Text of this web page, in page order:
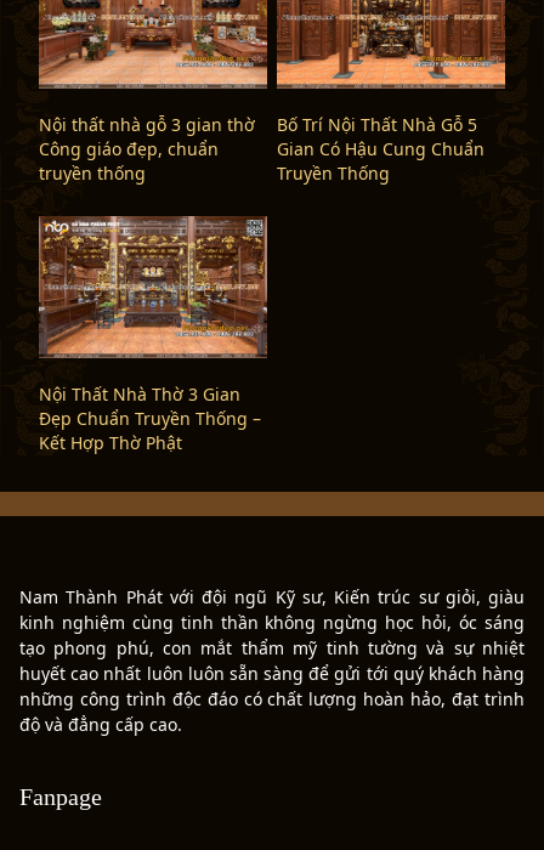
Nội thất nhà gỗ 3 gian thờ
Công giáo đẹp, chuẩn
truyền thống
Bố Trí Nội Thất Nhà Gỗ 5
Gian Có Hậu Cung Chuẩn
Truyền Thống
Nội Thất Nhà Thờ 3 Gian
Đẹp Chuẩn Truyền Thống –
Kết Hợp Thờ Phật
Nam Thành Phát với đội ngũ Kỹ sư, Kiến trúc sư giỏi, giàu
kinh nghiệm cùng tinh thần không ngừng học hỏi, óc sáng
tạo phong phú, con mắt thẩm mỹ tinh tường và sự nhiệt
huyết cao nhất luôn luôn sẵn sàng để gửi tới quý khách hàng
những công trình độc đáo có chất lượng hoàn hảo, đạt trình
độ và đẳng cấp cao.
Fanpage